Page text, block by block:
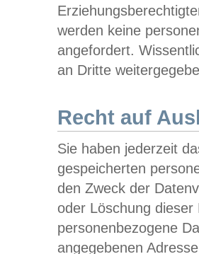
werden keine
angefordert.
an Dritte
Recht auf
Sie haben jederzeit
gespeicherten
den Zweck der
oder Löschung
personenbezogene
angegebenen